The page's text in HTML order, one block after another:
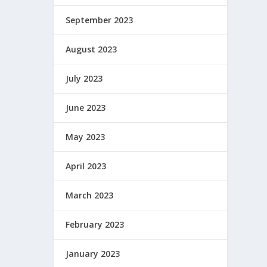
September 2023
August 2023
July 2023
June 2023
May 2023
April 2023
March 2023
February 2023
January 2023